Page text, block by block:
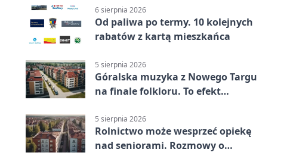
6 sierpnia 2026
Od paliwa po termy. 10 kolejnych
rabatów z kartą mieszkańca
5 sierpnia 2026
Góralska muzyka z Nowego Targu
na finale folkloru. To efekt
5 sierpnia 2026
Rolnictwo może wesprzeć opiekę
nad seniorami. Rozmowy o